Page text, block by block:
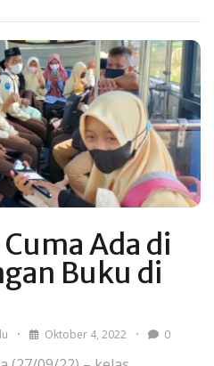
Ada di
Buku di
Oktober 4, 2022 0